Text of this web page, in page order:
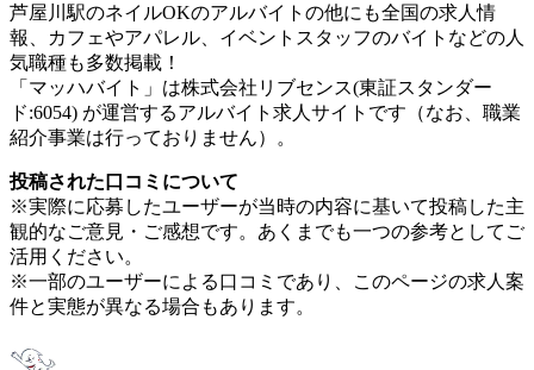
芦屋川駅のネイルOKのアルバイトの他にも全国の求人情
報、カフェやアパレル、イベントスタッフのバイトなどの人
気職種も多数掲載！
「マッハバイト」は株式会社リブセンス(東証スタンダー
ド:6054) が運営するアルバイト求人サイトです（なお、職業
紹介事業は行っておりません）。
投稿された口コミについて
※実際に応募したユーザーが当時の内容に基いて投稿した主
観的なご意見・ご感想です。あくまでも一つの参考としてご
活用ください。
※一部のユーザーによる口コミであり、このページの求人案
件と実態が異なる場合もあります。